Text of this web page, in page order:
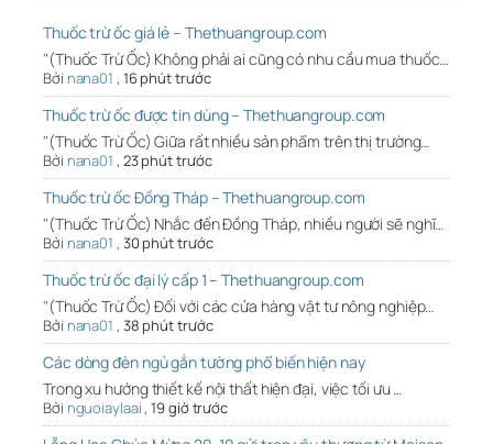
Thuốc trừ ốc giá lẻ – Thethuangroup.com
"(Thuốc Trừ Ốc) Không phải ai cũng có nhu cầu mua thuốc…
Bởi nana01 , 16 phút trước
Thuốc trừ ốc được tin dùng – Thethuangroup.com
"(Thuốc Trừ Ốc) Giữa rất nhiều sản phẩm trên thị trường…
Bởi nana01 , 23 phút trước
Thuốc trừ ốc Đồng Tháp – Thethuangroup.com
"(Thuốc Trừ Ốc) Nhắc đến Đồng Tháp, nhiều người sẽ nghĩ…
Bởi nana01 , 30 phút trước
Thuốc trừ ốc đại lý cấp 1 – Thethuangroup.com
"(Thuốc Trừ Ốc) Đối với các cửa hàng vật tư nông nghiệp…
Bởi nana01 , 38 phút trước
Các dòng đèn ngủ gắn tường phổ biến hiện nay
Trong xu hướng thiết kế nội thất hiện đại, việc tối ưu …
Bởi nguoiaylaai,19 giờ trước